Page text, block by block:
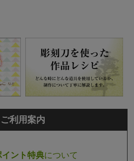
ご利用案内
イント特典について